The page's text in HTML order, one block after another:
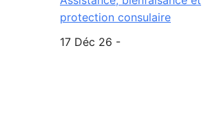
protection consulaire
17 Déc 26 -